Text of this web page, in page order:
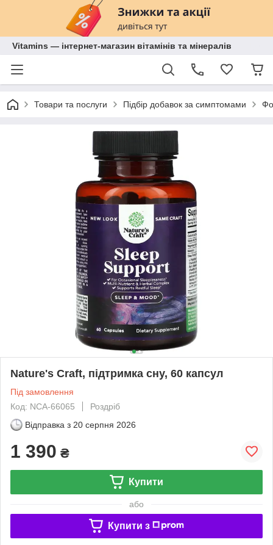
Vitamins — інтернет-магазин вітамінів та мінералів
Товари та послуги Підбір добавок за симптомами
Nature's Craft, підтримка сну, 60 капсул
Під замовлення
Код: NCA-66065
Роздріб
Відправка з 20 серпня 2026
1 390 ₴
Купити
або
Купити з